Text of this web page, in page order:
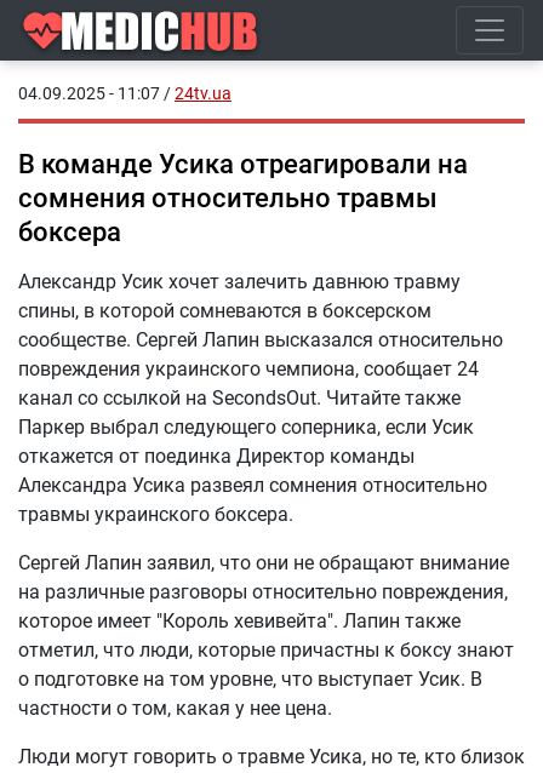
04.09.2025 - 11:07 /24tv.ua
В команде Усика отреагировали на
сомнения относительно травмы
боксера
Александр Усик хочет залечить давнюю травму
спины, в которой сомневаются в боксерском
сообществе. Сергей Лапин высказался относительно
повреждения украинского чемпиона, сообщает 24
канал со ссылкой на SecondsOut. Читайте также
Паркер выбрал следующего соперника, если Усик
откажется от поединка Директор команды
Александра Усика развеял сомнения относительно
травмы украинского боксера.
Сергей Лапин заявил, что они не обращают внимание
на различные разговоры относительно повреждения,
которое имеет "Король хевивейта". Лапин также
отметил, что люди, которые причастны к боксу знают
о подготовке на том уровне, что выступает Усик. В
частности о том, какая у нее цена.
Люди могут говорить о травме Усика, но те, кто близок